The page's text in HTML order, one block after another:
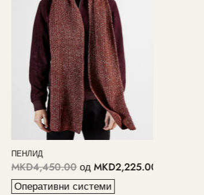
ПЕНЛИД
MKD4,450.00од MKD2,225.00
Оперативни системи